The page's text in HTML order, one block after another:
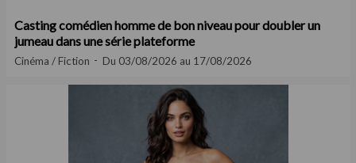
Casting comédien homme de bon niveau pour doubler un
jumeau dans une série plateforme
Cinéma / Fiction Du 03/08/2026 au 17/08/2026